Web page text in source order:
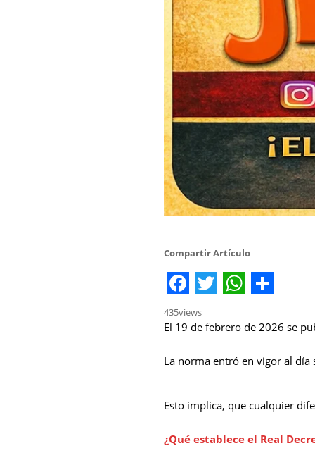
Compartir Artículo
Facebook
TwitterShare
435views
El 19 de febrero de 2026 se
La norma entró en vigor al día
Esto implica, que cualquier
¿Qué establece el Real